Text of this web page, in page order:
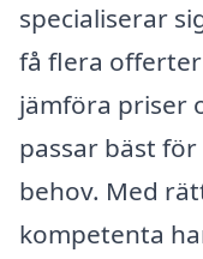
specialiserar
få flera
jämföra priser
passar bäst
behov. Med
kompetenta